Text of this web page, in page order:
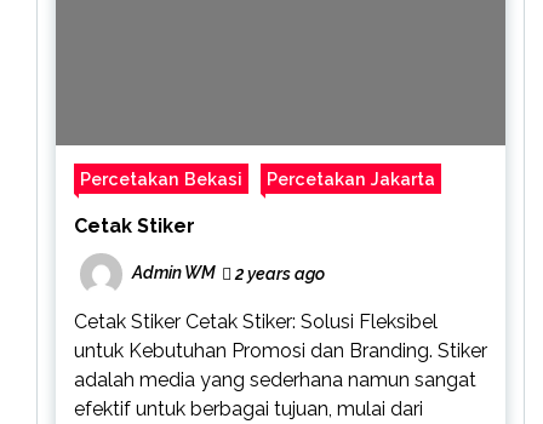
Percetakan Bekasi Percetakan Jakarta
Cetak Stiker
Admin WM 2 years ago
Cetak Stiker Cetak Stiker: Solusi Fleksibel
untuk Kebutuhan Promosi dan Branding. Stiker
adalah media yang sederhana namun sangat
efektif untuk berbagai tujuan, mulai dari